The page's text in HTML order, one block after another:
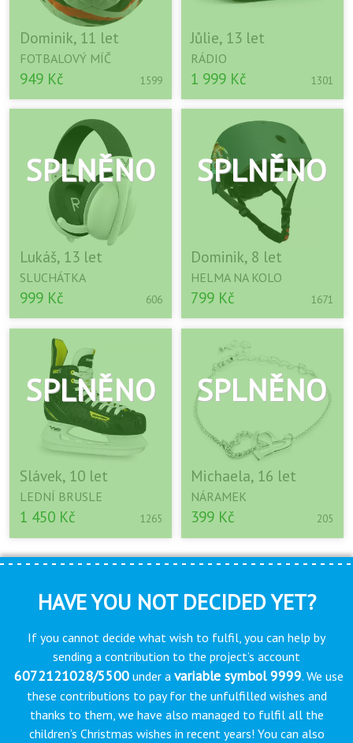
Dominik, 11 let
FOTBALOVÝ MÍČ
949 Kč 1599
Jůlie, 13 let
RÁDIO
1 999 Kč 1301
Lukáš, 13 let
SLUCHÁTKA
999 Kč 606
Dominik, 8 let
HELMA NA KOLO
799 Kč 1671
Slávek, 10 let
LEDNÍ BRUSLE
1 450 Kč 1265
Michaela, 16 let
NÁRAMEK
399 Kč 205
HAVE YOU NOT DECIDED YET?
If you cannot decide what wish to fulfil, you can help by
sending a contribution to the project’s account
6072121028/5500under a variable symbol 9999. We use
these contributions to pay for the unfulfilled wishes and
thanks to them, we have also managed to fulfil all the
children’s Christmas wishes in recent years! You can also